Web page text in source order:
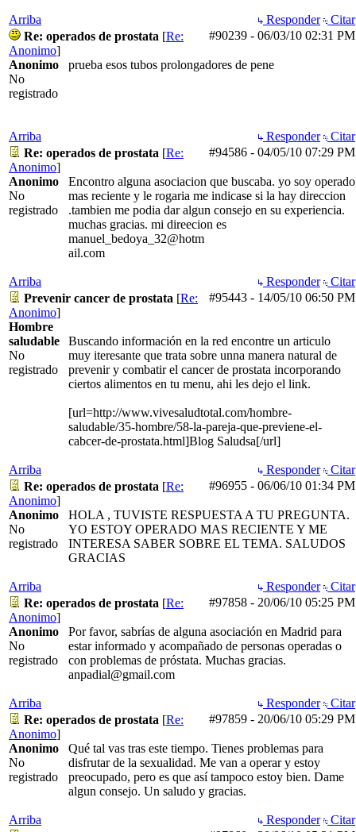
Arriba Responder
Citar
#90239 - 06/03/10 02:31 PM
Re: operados de prostata [Re:
Anonimo]
Anonimo
No
registrado
prueba esos tubos prolongadores de pene
Arriba Responder
Citar
#94586 - 04/05/10 07:29 PM
Re: operados de prostata [Re:
Anonimo]
Anonimo
No
registrado
Encontro alguna asociacion que buscaba. yo soy operado
mas reciente y le rogaria me indicase si la hay direccion
.tambien me podia dar algun consejo en su experiencia.
muchas gracias. mi direecion es
manuel_bedoya_32@hotm
ail.com
Arriba Responder
Citar
#95443 - 14/05/10 06:50 PM
Prevenir cancer de prostata [Re:
Anonimo]
Hombre
saludable
No
registrado
Buscando información en la red encontre un articulo
muy iteresante que trata sobre unna manera natural de
prevenir y combatir el cancer de prostata incorporando
ciertos alimentos en tu menu, ahi les dejo el link.
[url=http://www.vivesaludtotal.com/hombre-
saludable/35-hombre/58-la-pareja-que-previene-el-
cabcer-de-prostata.html]Blog Saludsa[/url]
Arriba Responder
Citar
#96955 - 06/06/10 01:34 PM
Re: operados de prostata [Re:
Anonimo]
Anonimo
No
registrado
HOLA , TUVISTE RESPUESTA A TU PREGUNTA.
YO ESTOY OPERADO MAS RECIENTE Y ME
INTERESA SABER SOBRE EL TEMA. SALUDOS
GRACIAS
Arriba Responder
Citar
#97858 - 20/06/10 05:25 PM
Re: operados de prostata [Re:
Anonimo]
Anonimo
No
registrado
Por favor, sabrías de alguna asociación en Madrid para
estar informado y acompañado de personas operadas o
con problemas de próstata. Muchas gracias.
anpadial@gmail.com
Arriba Responder
Citar
#97859 - 20/06/10 05:29 PM
Re: operados de prostata [Re:
Anonimo]
Anonimo
No
registrado
Qué tal vas tras este tiempo. Tienes problemas para
disfrutar de la sexualidad. Me van a operar y estoy
preocupado, pero es que así tampoco estoy bien. Dame
algun consejo. Un saludo y gracias.
Arriba Responder
Citar